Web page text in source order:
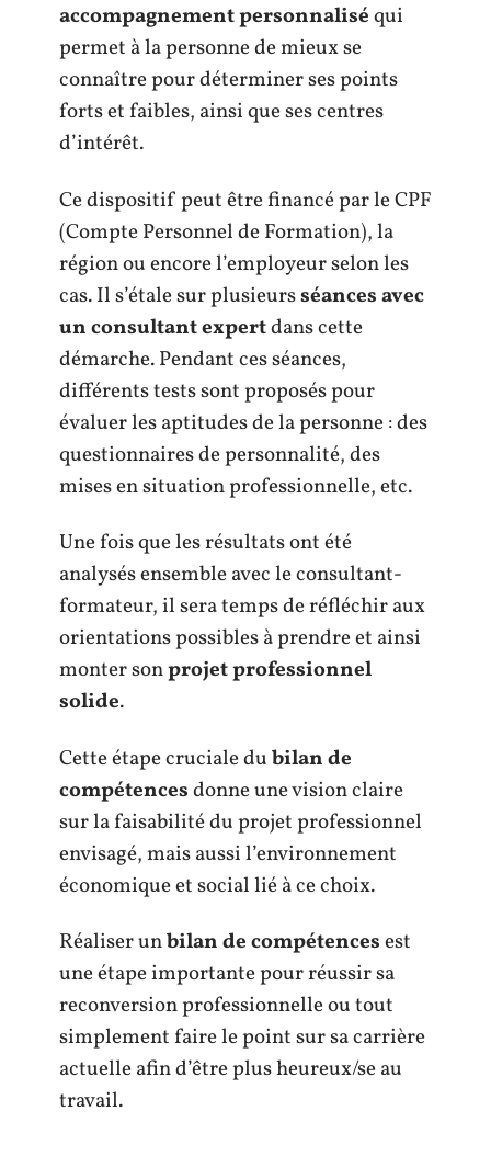
accompagnement personnaliséqui
permet à la personne de mieux se
connaître pour déterminer ses points
forts et faibles, ainsi que ses centres
d’intérêt.
Ce dispositif peut être financé par le CPF
(Compte Personnel de Formation), la
région ou encore l’employeur selon les
cas. Il s’étale sur plusieursséances avec
un consultant expertdans cette
démarche. Pendant ces séances,
différents tests sont proposés pour
évaluer les aptitudes de la personne : des
questionnaires de personnalité, des
mises en situation professionnelle, etc.
Une fois que les résultats ont été
analysés ensemble avec le consultant-
formateur, il sera temps de réfléchir aux
orientations possibles à prendre et ainsi
monter sonprojet professionnel
solide.
Cette étape cruciale dubilan de
compétencesdonne une vision claire
sur la faisabilité du projet professionnel
envisagé, mais aussi l’environnement
économique et social lié à ce choix.
Réaliser unbilan de compétencesest
une étape importante pour réussir sa
reconversion professionnelle ou tout
simplement faire le point sur sa carrière
actuelle afin d’être plus heureux/se au
travail.